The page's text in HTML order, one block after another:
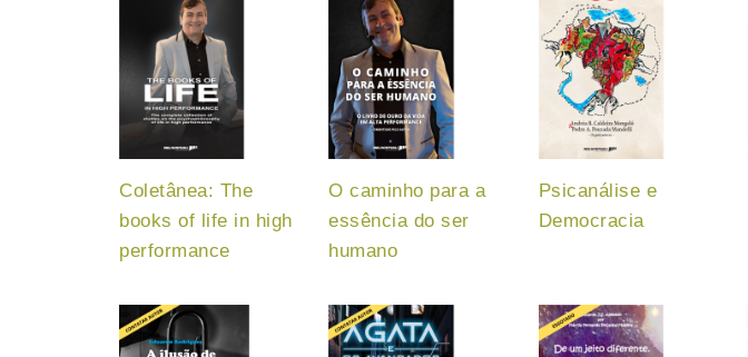
Coletânea: The
books of life in high
performance
O caminho para a
essência do ser
humano
Psicanálise e
Democracia